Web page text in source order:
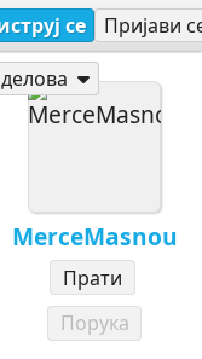
се Пријави
MerceMasnou
Прати
Порука